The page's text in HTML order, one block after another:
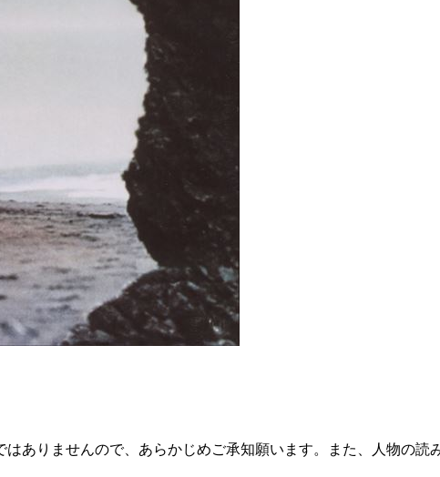
ありませんので、あらかじめご承知願います。また、人物の